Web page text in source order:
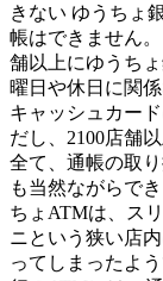
きない ゆうちょ
帳はできません
舗以上にゆうち
曜日や休日に関
キャッシュカー
だし、2100店舗
全て、通帳の取
も当然ながらで
ちょATMは、ス
ニという狭い店
ってしまったよ